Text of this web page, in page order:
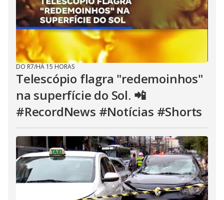
DO R7/HÁ 15 HORAS
Telescópio flagra "redemoinhos"
na superfície do Sol. 📲
#RecordNews #Notícias #Shorts